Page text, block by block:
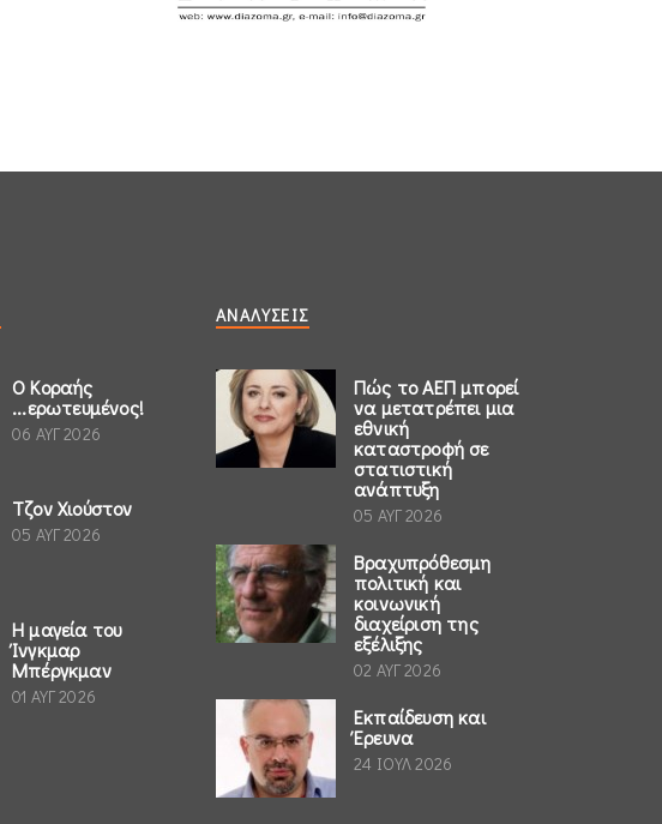
Ο Κοραής
...ερωτευμένος!
06 ΑΥΓ 2026
Τζον Χιούστον
05 ΑΥΓ 2026
Η μαγεία του
Ίνγκμαρ
Μπέργκμαν
01 ΑΥΓ 2026
ΑΝΑΛΎΣΕΙΣ
Πώς το ΑΕΠ μπορεί
να μετατρέπει μια
εθνική
καταστροφή σε
στατιστική
ανάπτυξη
05 ΑΥΓ 2026
Βραχυπρόθεσμη
πολιτική και
κοινωνική
διαχείριση της
εξέλιξης
02 ΑΥΓ 2026
Εκπαίδευση και
Έρευνα
24 ΙΟΥΛ 2026